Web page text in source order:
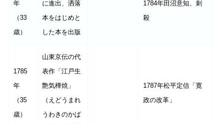
年
（33
歳）
に進出、洒落
本をはじめと
した本を出版
1784年田沼意知、刺
殺
1785
年
（35
歳）
山東京伝の代
表作「江戸生
艶気樺焼」
（えどうまれ
うわきのかば
1787年松平定信「寛
政の改革」